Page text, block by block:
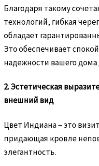
Благодаря такому
технологий, гибкая
обладает
Это обеспечивает
надежности вашего
2. Эстетическая
внешний вид
Цвет Индиана – это
придающая кровле
элегантность.